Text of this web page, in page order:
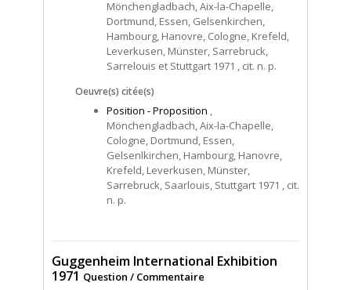
Mönchengladbach, Aix-la-Chapelle,
Dortmund, Essen, Gelsenkirchen,
Hambourg, Hanovre, Cologne, Krefeld,
Leverkusen, Münster, Sarrebruck,
Sarrelouis et Stuttgart 1971 , cit. n. p.
Oeuvre(s) citée(s)
Position - Proposition ,
Mönchengladbach, Aix-la-Chapelle,
Cologne, Dortmund, Essen,
Gelsenlkirchen, Hambourg, Hanovre,
Krefeld, Leverkusen, Münster,
Sarrebruck, Saarlouis, Stuttgart 1971 , cit.
n. p.
Guggenheim International Exhibition
1971 Question / Commentaire